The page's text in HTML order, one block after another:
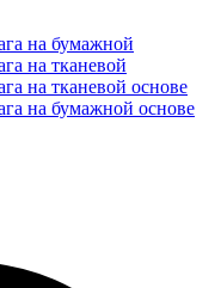
на бумажной
на тканевой
на тканевой основе
на бумажной основе